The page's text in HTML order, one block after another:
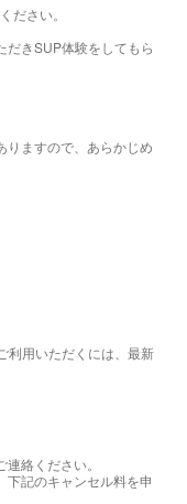
ださい。
だきSUP体験をしてもら
りますので、あらかじめ
利用いただくには、最新
絡ください。
下記のキャンセル料を申